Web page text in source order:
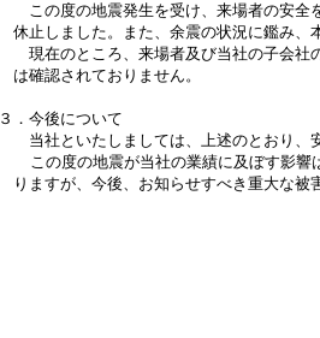
この度の地震発生を受け、来場者の安全
休止しました。また、余震の状況に鑑み、
現在のところ、来場者及び当社の子会社
は確認されておりません。
３．今後について
当社といたしましては、上述のとおり、
この度の地震が当社の業績に及ぼす影
りますが、今後、お知らせすべき重大な被